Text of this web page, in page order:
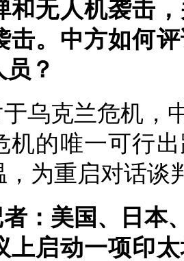
和无人机袭击
击。中方如何
？
乌克兰危机，
机的唯一可行
，为重启对话谈
：美国、日本
上启动一项印